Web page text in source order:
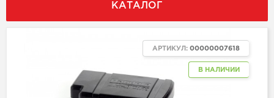
КАТАЛОГ
В НАЛИЧИИ
АРТИКУЛ: 00000007618